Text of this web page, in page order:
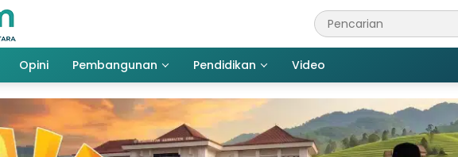
Opini Pembangunan Pendidikan Video